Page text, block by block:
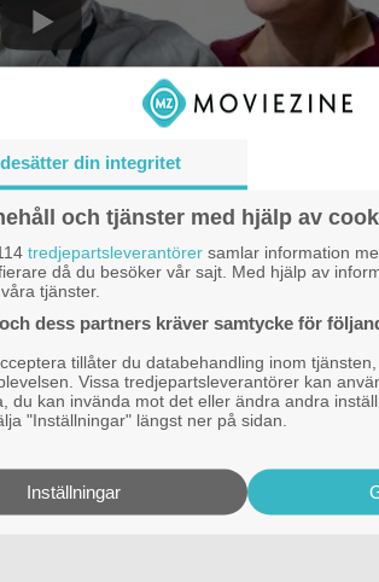
(kronologisk) ordning:
– men publiken dras till ”Scary
din integritet
och tjänster med hjälp av
tredjepartsleverantörer samlar information
då du besöker vår sajt. Med hjälp av
tjänster.
dess partners kräver samtycke för
tillåter du databehandling inom
Vissa tredjepartsleverantörer kan
du kan invända mot det eller ändra andra
"Inställningar" längst ner på sidan.
Inställningar